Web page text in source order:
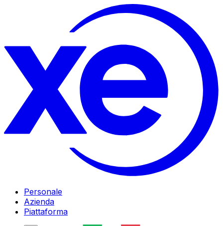
Personale
Azienda
Piattaforma